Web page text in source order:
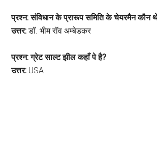
प्रश्न: संविधान के प्रारूप समिति के चेयरमैन कौन
उत्तर:डॉ. भीम रॉव अम्बेडकर
प्रश्न: ग्रेट साल्ट झील कहाँ पे है?
उत्तर: USA